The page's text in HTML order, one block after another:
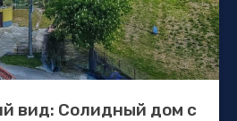
вид: Солидный дом с